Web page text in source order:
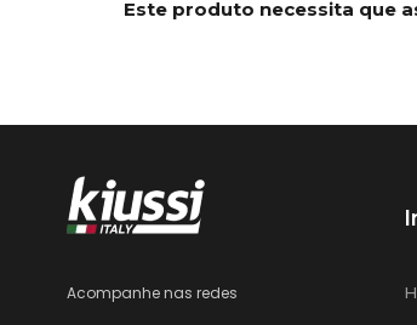
Este produto necessita que
Acompanhe nas redes